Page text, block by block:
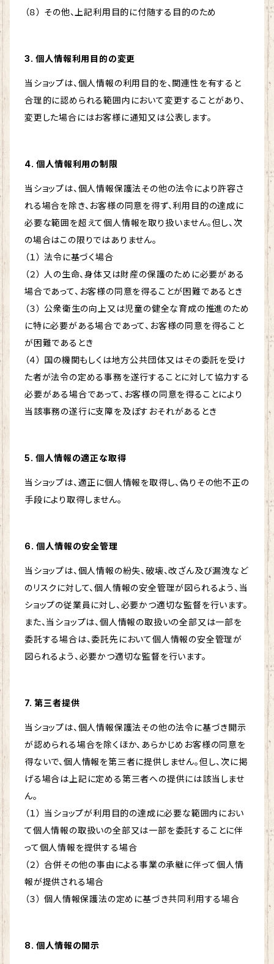
（８） その他、上記利用目的に付随する目的のため
3. 個人情報利用目的の変更
当ショップは、個人情報の利用目的を、関連性を有すると
合理的に認められる範囲内において変更することがあり、
変更した場合にはお客様に通知又は公表します。
4. 個人情報利用の制限
当ショップは、個人情報保護法その他の法令により許容さ
れる場合を除き、お客様の同意を得ず、利用目的の達成に
必要な範囲を超えて個人情報を取り扱いません。但し、次
の場合はこの限りではありません。
（１） 法令に基づく場合
（２） 人の生命、身体又は財産の保護のために必要がある
場合であって、お客様の同意を得ることが困難であるとき
（３） 公衆衛生の向上又は児童の健全な育成の推進のため
に特に必要がある場合であって、お客様の同意を得ること
が困難であるとき
（４） 国の機関もしくは地方公共団体又はその委託を受け
た者が法令の定める事務を遂行することに対して協力する
必要がある場合であって、お客様の同意を得ることにより
当該事務の遂行に支障を及ぼすおそれがあるとき
5. 個人情報の適正な取得
当ショップは、適正に個人情報を取得し、偽りその他不正の
手段により取得しません。
6. 個人情報の安全管理
当ショップは、個人情報の紛失、破壊、改ざん及び漏洩など
のリスクに対して、個人情報の安全管理が図られるよう、当
ショップの従業員に対し、必要かつ適切な監督を行います。
また、当ショップは、個人情報の取扱いの全部又は一部を
委託する場合は、委託先において個人情報の安全管理が
図られるよう、必要かつ適切な監督を行います。
7. 第三者提供
当ショップは、個人情報保護法その他の法令に基づき開示
が認められる場合を除くほか、あらかじめお客様の同意を
得ないで、個人情報を第三者に提供しません。但し、次に掲
げる場合は上記に定める第三者への提供には該当しませ
ん。
（１） 当ショップが利用目的の達成に必要な範囲内におい
て個人情報の取扱いの全部又は一部を委託することに伴
って個人情報を提供する場合
（２） 合併その他の事由による事業の承継に伴って個人情
報が提供される場合
（３） 個人情報保護法の定めに基づき共同利用する場合
8. 個人情報の開示